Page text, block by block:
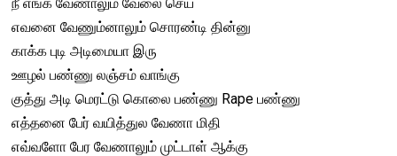
எவனை வேணும்னாலும் சொரண்டி தின்னு
காக்க புடி அடிமையா இரு
ஊழல் பண்ணு லஞ்சம் வாங்கு
குத்து அடி மெரட்டு கொலை பண்ணு Rape பண்ணு
எத்தனை பேர் வயித்துல வேணா மிதி
எவ்வளோ பேர வேணாலும் முட்டாள் ஆக்கு